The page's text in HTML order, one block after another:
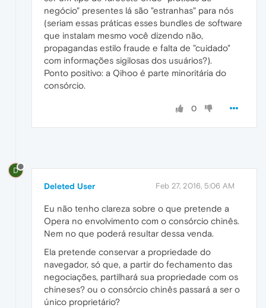
negócio" presentes lá são "estranhas" para nós
(seriam essas práticas esses bundles de software
que instalam mesmo você dizendo não,
propagandas estilo fraude e falta de "cuidado"
com informações sigilosas dos usuários?).
Ponto positivo: a Qihoo é parte minoritária do
consórcio.
0
D
Deleted User Feb 27, 2016, 5:06 AM
Eu não tenho clareza sobre o que pretende a
Opera no envolvimento com o consórcio chinês.
Nem no que poderá resultar dessa venda.
Ela pretende conservar a propriedade do
navegador, só que, a partir do fechamento das
negociações, partilhará sua propriedade com os
chineses? ou o consórcio chinês passará a ser o
único proprietário?